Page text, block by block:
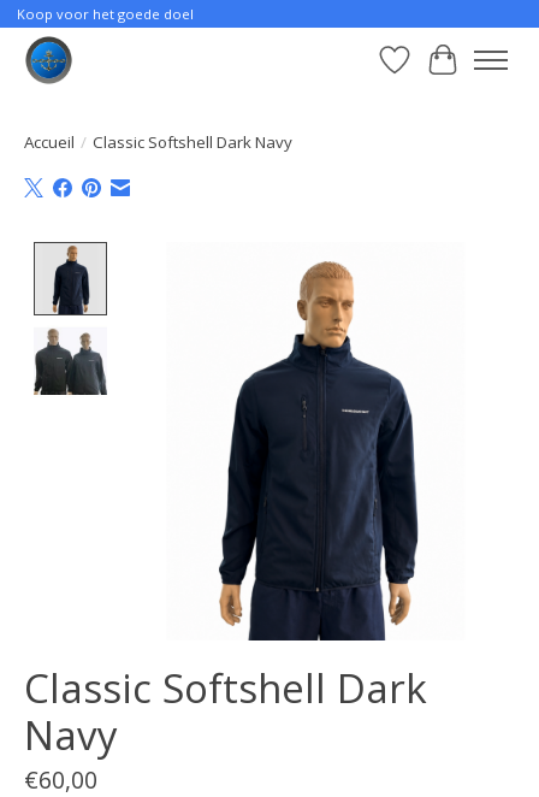
Koop voor het goede doel
Liste dePanier
Accueil / Classic Softshell Dark Navy
Product image slideshow Items
Classic Softshell Dark
Navy
€60,00